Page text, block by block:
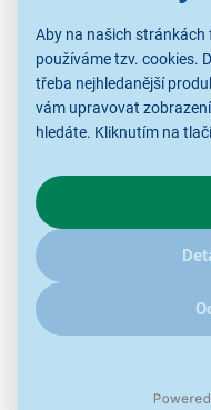
Aby na našich stránkách
používáme tzv. cookies.
třeba nejhledanější
vám upravovat
hledáte. Kliknutím na
chování na webu pro
zajímají detaily, jak u nás
kliknětesem.
490 dílků
pro děti od 10 let
minifigurka
základna s číslem
sběratelská
aplikace LEGO®
Hvězdné